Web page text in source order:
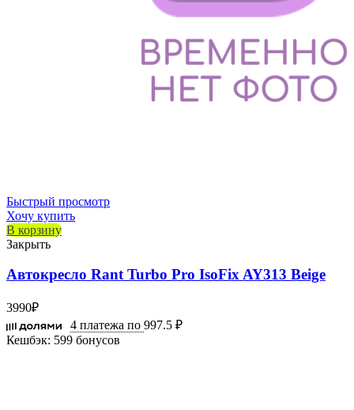
Быстрый просмотр
Хочу купить
В корзину
Закрыть
Автокресло Rant Turbo Pro IsoFix AY313 Beige
3990₽
4 платежа по 997.5 ₽
Кешбэк: 599 бонусов